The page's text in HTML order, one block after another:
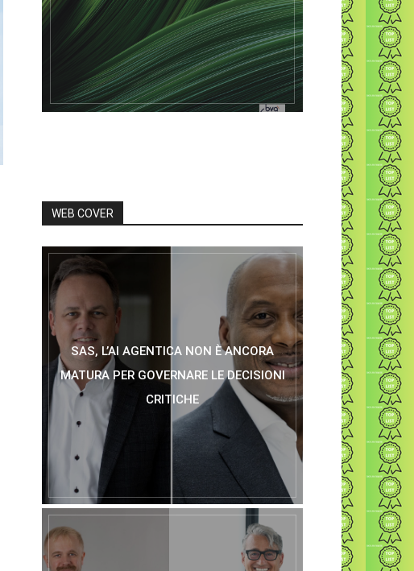
WEB COVER
SAS, L’AI AGENTICA NON È ANCORA
MATURA PER GOVERNARE LE DECISIONI
CRITICHE